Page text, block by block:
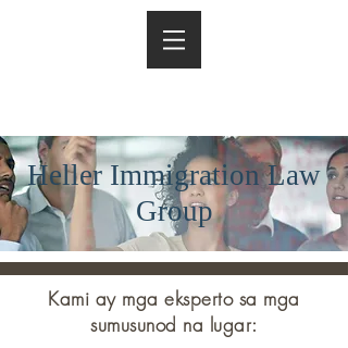
Heller Immigration Law
Group
Kami ay mga eksperto sa mga
sumusunod na lugar: